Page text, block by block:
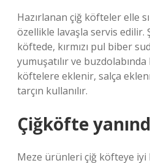
Hazırlanan çiğ köfteler elle
özellikle lavaşla servis edilir.
köftede, kırmızı pul biber
yumuşatılır ve
köftelere eklenir, salça
tarçın kullanılır.
Çiğköfte
Meze ürünleri çiğ köfteye